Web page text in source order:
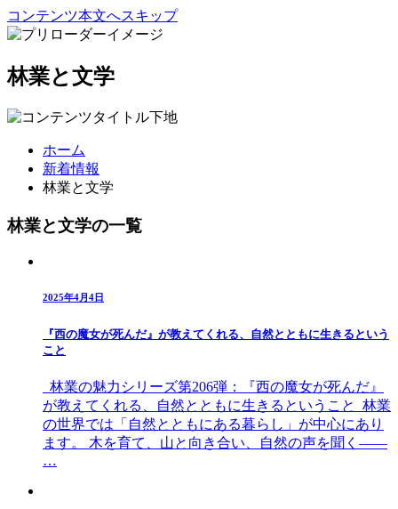
コンテンツ本文へスキップ
林業と文学
ホーム
新着情報
林業と文学
林業と文学の一覧
2025年4月4日
『西の魔女が死んだ』が教えてくれる、自然とともに生きるという
こと
林業の魅力シリーズ第206弾：『西の魔女が死んだ』
が教えてくれる、自然とともに生きるということ 林業
の世界では「自然とともにある暮らし」が中心にあり
ます。 木を育て、山と向き合い、自然の声を聞く——
…